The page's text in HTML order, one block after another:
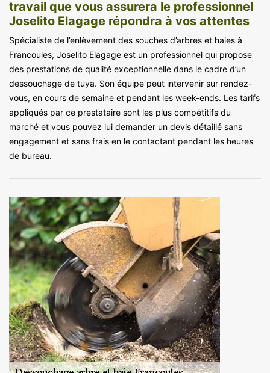
travail que vous assurera le professionnel
Joselito Elagage répondra à vos attentes
Spécialiste de l’enlèvement des souches d’arbres et haies à
Francoules, Joselito Elagage est un professionnel qui propose
des prestations de qualité exceptionnelle dans le cadre d’un
dessouchage de tuya. Son équipe peut intervenir sur rendez-
vous, en cours de semaine et pendant les week-ends. Les tarifs
appliqués par ce prestataire sont les plus compétitifs du
marché et vous pouvez lui demander un devis détaillé sans
engagement et sans frais en le contactant pendant les heures
de bureau.